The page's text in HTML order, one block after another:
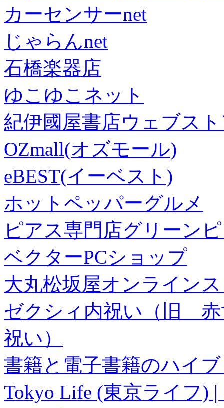
カーセンサーnet
じゃらんnet
石橋楽器店
ゆこゆこネット
紀伊國屋書店ウェブス
OZmall(オズモール)
eBEST(イーベスト)
ホットペッパーグルメ
ピアス専門店グリーン
ベクターPCショップ
大丸松坂屋オンライン
ゼクシィ内祝い（旧 赤
祝い）
書籍と電子書籍のハイ
Tokyo Life (東京ライフ)